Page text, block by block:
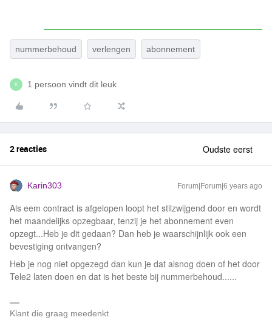
nummerbehoud verlengen abonnement
K 1 persoon vindt dit leuk
2 reacties Oudste eerst
Karin303 Forum|Forum|6 years ago
Als eem contract is afgelopen loopt het stilzwijgend door en wordt
het maandelijks opzegbaar, tenzij je het abonnement even
opzegt...Heb je dit gedaan? Dan heb je waarschijnlijk ook een
bevestiging ontvangen?
Heb je nog niet opgezegd dan kun je dat alsnog doen of het door
Tele2 laten doen en dat is het beste bij nummerbehoud......
Klant die graag meedenkt